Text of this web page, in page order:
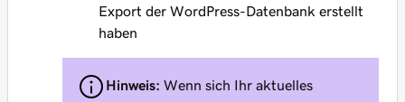
Export der WordPress-Datenbank erstellt
haben
Hinweis: Wenn sich Ihr aktuelles